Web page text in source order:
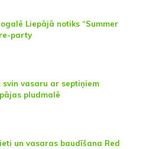
Liepājā notiks “Summer
party
svin vasaru ar septiņiem
pludmalē
un vasaras baudīšana Red